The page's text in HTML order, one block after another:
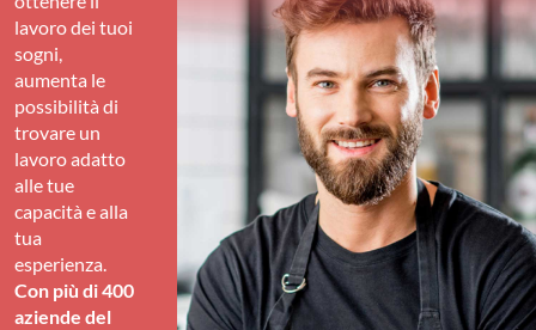
lavoro dei tuoi
sogni,
aumenta le
possibilità di
trovare un
lavoro adatto
alle tue
capacità e alla
tua
esperienza.
Con più di 400
aziende del